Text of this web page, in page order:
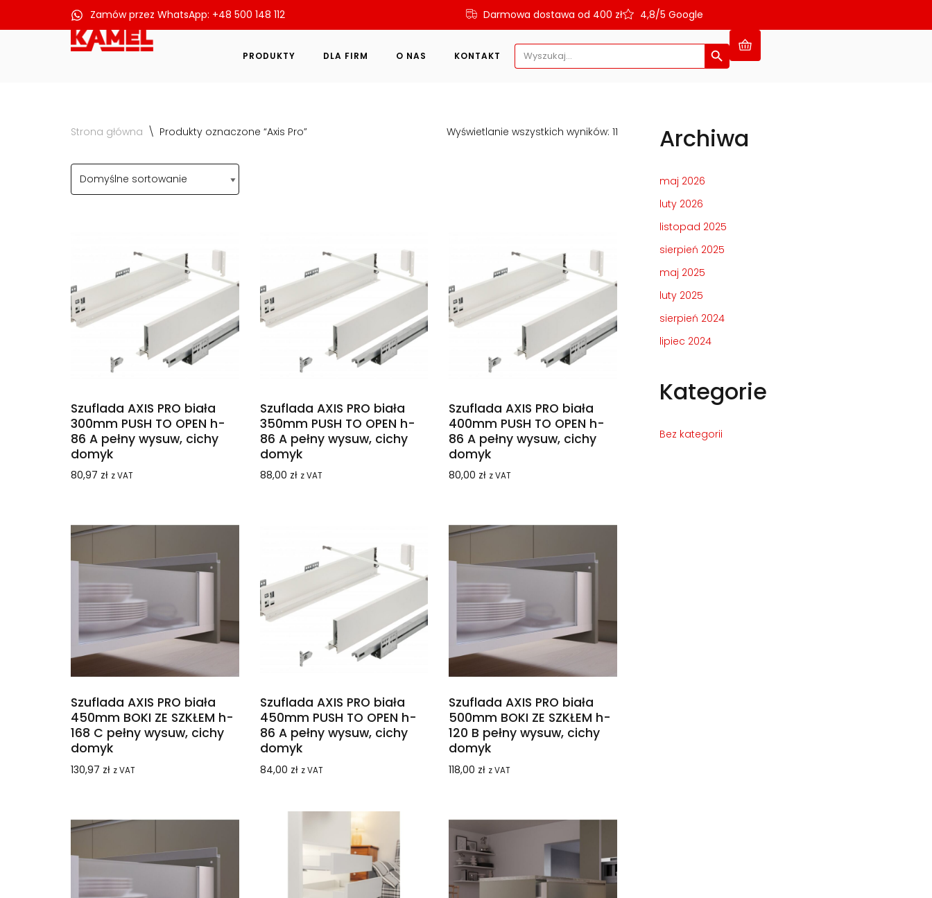
Zamów przez WhatsApp: +48 500 148 112 Darmowa dostawa od 400 zł 4,8/5 Google
PRODUKTY DLA FIRM O NAS KONTAKT
Search
for:
Search Button
Strona główna \ Produkty oznaczone “Axis Pro” Wyświetlanie wszystkich wyników: 11
Szuflada AXIS PRO biała
300mm PUSH TO OPEN h-
86 A pełny wysuw, cichy
domyk
80,97 zł z VAT
Szuflada AXIS PRO biała
350mm PUSH TO OPEN h-
86 A pełny wysuw, cichy
domyk
88,00 zł z VAT
Szuflada AXIS PRO biała
400mm PUSH TO OPEN h-
86 A pełny wysuw, cichy
domyk
80,00 zł z VAT
Szuflada AXIS PRO biała
450mm BOKI ZE SZKŁEM h-
168 C pełny wysuw, cichy
domyk
130,97 zł z VAT
Szuflada AXIS PRO biała
450mm PUSH TO OPEN h-
86 A pełny wysuw, cichy
domyk
84,00 zł z VAT
Szuflada AXIS PRO biała
500mm BOKI ZE SZKŁEM h-
120 B pełny wysuw, cichy
domyk
118,00 zł z VAT
Archiwa
maj 2026
luty 2026
listopad 2025
sierpień 2025
maj 2025
luty 2025
sierpień 2024
lipiec 2024
Kategorie
Bez kategorii